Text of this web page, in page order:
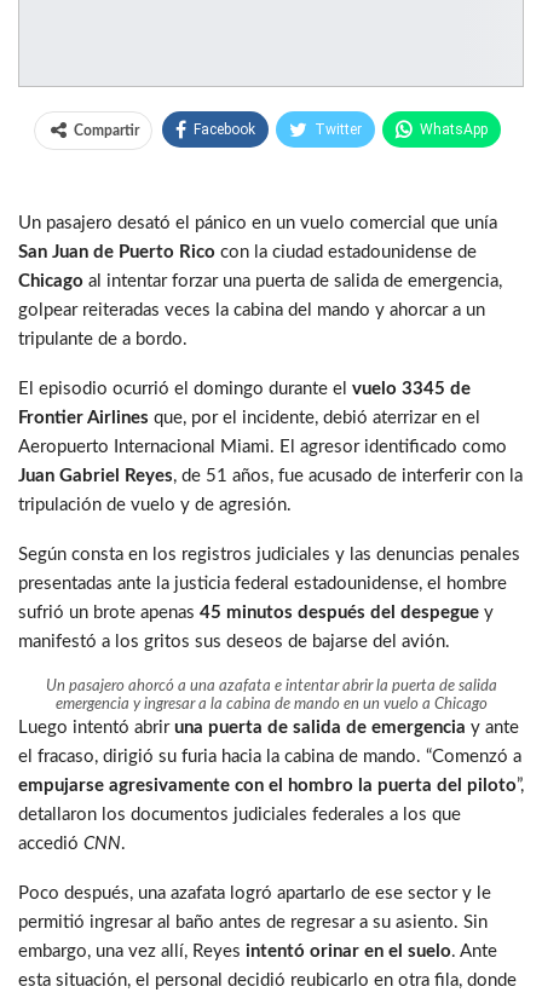
Compartir Facebook Twitter WhatsApp
Un pasajero desató el pánico en un vuelo comercial que unía
San Juan de Puerto Rico con la ciudad estadounidense de
Chicago al intentar forzar una puerta de salida de emergencia,
golpear reiteradas veces la cabina del mando y ahorcar a un
tripulante de a bordo.
El episodio ocurrió el domingo durante el vuelo 3345 de
Frontier Airlines que, por el incidente, debió aterrizar en el
Aeropuerto Internacional Miami. El agresor identificado como
Juan Gabriel Reyes, de 51 años, fue acusado de interferir con la
tripulación de vuelo y de agresión.
Según consta en los registros judiciales y las denuncias penales
presentadas ante la justicia federal estadounidense, el hombre
sufrió un brote apenas 45 minutos después del despegue y
manifestó a los gritos sus deseos de bajarse del avión.
Un pasajero ahorcó a una azafata e intentar abrir la puerta de salida
emergencia y ingresar a la cabina de mando en un vuelo a Chicago
Luego intentó abrir una puerta de salida de emergencia y ante
el fracaso, dirigió su furia hacia la cabina de mando. “Comenzó a
empujarse agresivamente con el hombro la puerta del piloto”,
detallaron los documentos judiciales federales a los que
accedió CNN.
Poco después, una azafata logró apartarlo de ese sector y le
permitió ingresar al baño antes de regresar a su asiento. Sin
embargo, una vez allí, Reyes intentó orinar en el suelo. Ante
esta situación, el personal decidió reubicarlo en otra fila, donde